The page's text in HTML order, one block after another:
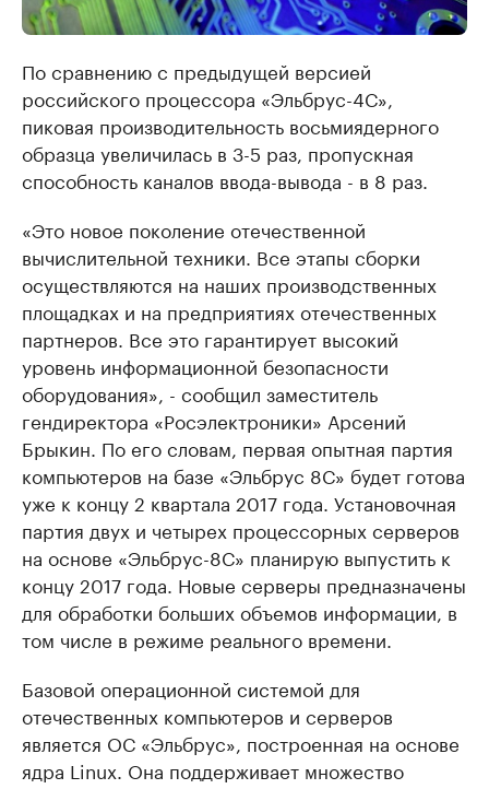
По сравнению с предыдущей версией
российского процессора «Эльбрус-4С»,
пиковая производительность восьмиядерного
образца увеличилась в 3-5 раз, пропускная
способность каналов ввода-вывода - в 8 раз.
«Это новое поколение отечественной
вычислительной техники. Все этапы сборки
осуществляются на наших производственных
площадках и на предприятиях отечественных
партнеров. Все это гарантирует высокий
уровень информационной безопасности
оборудования», - сообщил заместитель
гендиректора «Росэлектроники» Арсений
Брыкин. По его словам, первая опытная партия
компьютеров на базе «Эльбрус 8С» будет готова
уже к концу 2 квартала 2017 года. Установочная
партия двух и четырех процессорных серверов
на основе «Эльбрус-8С» планирую выпустить к
концу 2017 года. Новые серверы предназначены
для обработки больших объемов информации, в
том числе в режиме реального времени.
Базовой операционной системой для
отечественных компьютеров и серверов
является ОС «Эльбрус», построенная на основе
ядра Linux. Она поддерживает множество